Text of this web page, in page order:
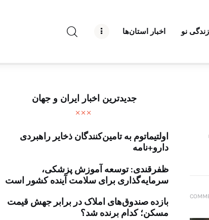
زندگی نو اخبار استان‌ها
درباره راه‌ نو نیوز
تبلیغات راه نو نیوز
آوین دیلی
تک کده
جدیدترین اخبار ایران و جهان
اولتیماتوم به تامین‌کنندگان ذخایر راهبردی
دارو+نامه
ظفرقندی: توسعه آموزش پزشکی،
سرمایه‌گذاری برای سلامت آینده کشور است
بازده صندوق‌های املاک در برابر جهش قیمت
مسکن؛ کدام برنده شد؟